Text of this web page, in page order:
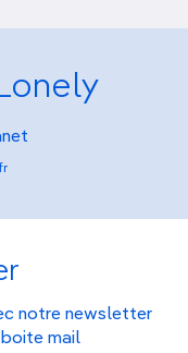
notre newsletter
mail